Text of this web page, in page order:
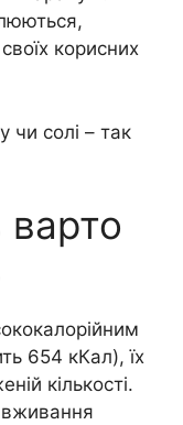
корисних
чи солі – так
варто
654 кКал), їх
кількості.